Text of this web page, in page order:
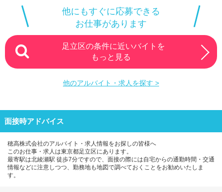
他にもすぐに応募できる
お仕事があります
足立区の条件に近いバイトを
もっと見る
他のアルバイト・求人を探す >
面接時アドバイス
穂高株式会社のアルバイト・求人情報をお探しの皆様へ
このお仕事・求人は東京都足立区にあります。
最寄駅は北綾瀬駅 徒歩7分ですので、面接の際には自宅からの通勤時間・交通
情報などに注意しつつ、勤務地も地図で調べておくことをお勧めいたしま
す。